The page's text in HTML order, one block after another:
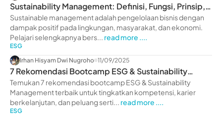
Sustainability Management: Definisi, Fungsi, Prinsip,
hingga Strategi
Sustainable management adalah pengelolaan bisnis dengan
dampak positif pada lingkungan, masyarakat, dan ekonomi.
Pelajari selengkapnya bers... read more ....
ESG
Irhan Hisyam Dwi Nugroho 11/09/2025
7 Rekomendasi Bootcamp ESG & Sustainability
Management
Temukan 7 rekomendasi bootcamp ESG & Sustainability
Management terbaik untuk tingkatkan kompetensi, karier
berkelanjutan, dan peluang serti... read more ....
ESG